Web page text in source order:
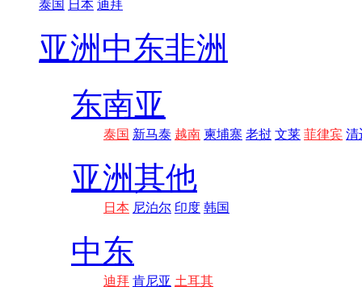
泰国 日本 迪拜
亚洲 中东非洲
东南亚
泰国 新马泰 越南 柬埔寨 老挝 文莱 菲律宾 清
亚洲其他
日本 尼泊尔 印度 韩国
中东
迪拜 肯尼亚 土耳其